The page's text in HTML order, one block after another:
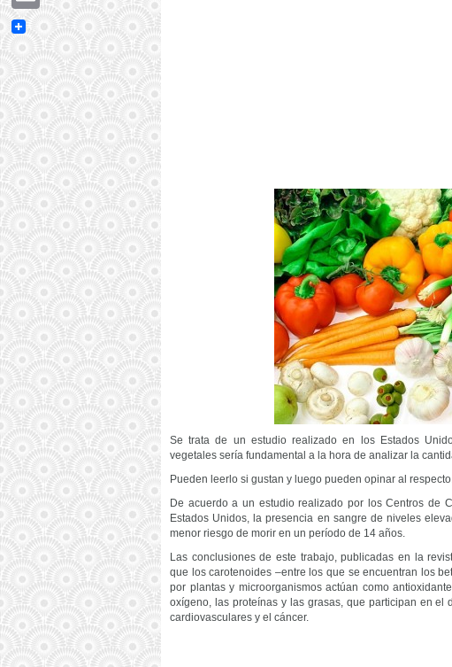
Se trata de un estudio realizado en los Estados
vegetales sería fundamental a la hora de analizar la
Pueden leerlo si gustan y luego pueden opinar al
De acuerdo a un estudio realizado por los Centros de
Estados Unidos, la presencia en sangre de niveles
menor riesgo de morir en un período de 14 años.
Las conclusiones de este trabajo, publicadas en la
que los carotenoides –entre los que se encuentran los
por plantas y microorganismos actúan como
oxígeno, las proteínas y las grasas, que participan en
cardiovasculares y el cáncer.
Email